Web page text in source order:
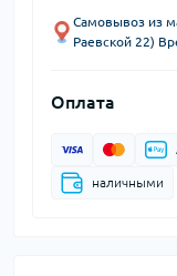
Самовывоз из
Раевской 22)
Оплата
наличными